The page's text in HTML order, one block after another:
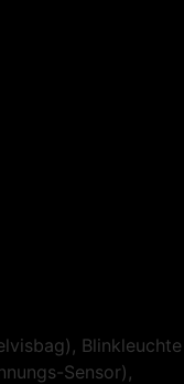
Blinkleuchte
Sensor),